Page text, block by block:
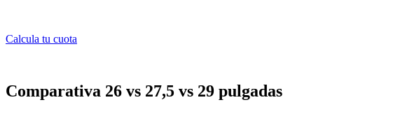
Calcula tu cuota
Comparativa 26 vs 27,5 vs 29 pulgadas